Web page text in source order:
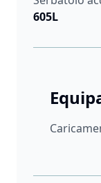
605L